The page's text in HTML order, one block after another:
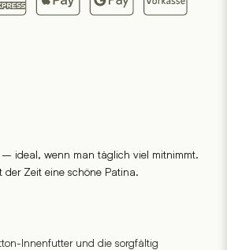
ideal, wenn man täglich viel mitnimmt.
der Zeit eine schöne Patina.
Innenfutter und die sorgfältig